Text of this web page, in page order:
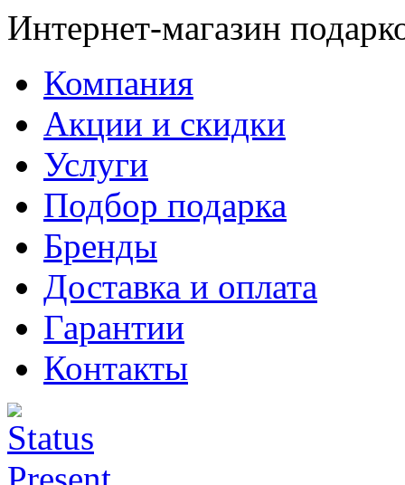
Интернет-магазин
Компания
Акции и скидки
Услуги
Подбор подарка
Бренды
Доставка и оплата
Гарантии
Контакты